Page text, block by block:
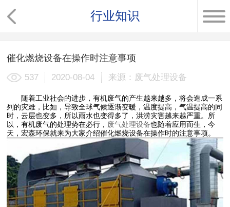
行业知识
催化燃烧设备在操作时注意事项
537 2020-08-04 来源：废气处理设备
随着工业社会的进步，有机废气的产生越来越多，将会造成一系
列的灾难，比如，导致全球气候逐渐变暖，温度提高，气温提高的同
时，云层也变多，所以雨水也变得多了，洪涝灾害越来越严重。所
以，有机废气的处理势在必行， 废气处理设备也随着应用而生，今
天，宏森环保就来为大家介绍催化燃烧设备在操作时的注意事项。